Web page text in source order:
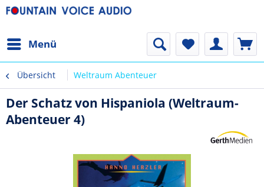
Menü
Übersicht Weltraum Abenteuer
Der Schatz von Hispaniola (Weltraum-
Abenteuer 4)